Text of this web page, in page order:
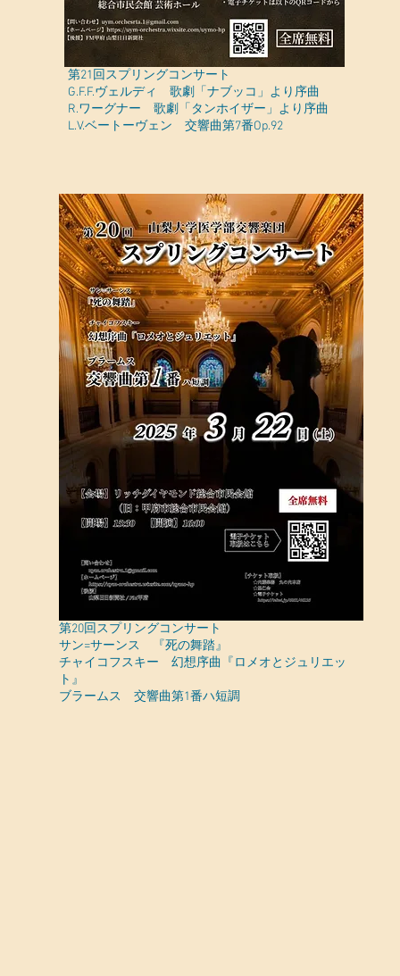
第21回スプリングコンサート
G.F.F.ヴェルディ 歌劇「ナブッコ」より序曲
R.ワーグナー 歌劇「タンホイザー」より序曲
L.V.ベートーヴェン 交響曲第7番Op.92
第20回スプリングコンサート
サン=サーンス 『死の舞踏』
チャイコフスキー 幻想序曲『ロメオとジュリエッ
ト』
ブラームス 交響曲第1番ハ短調